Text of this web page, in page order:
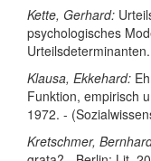
Kette, Gerhard:
psychologisches
Klausa, Ekkehard:
Funktion, empirisch
1972. -
Kretschmer,